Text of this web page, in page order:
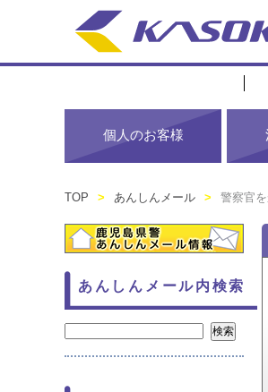
個人のお客様
TOP > あんしんメール > 警察官
あんしんメール内検索